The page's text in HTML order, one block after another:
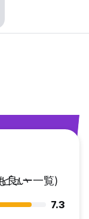
良い
ュー一覧)
7.3